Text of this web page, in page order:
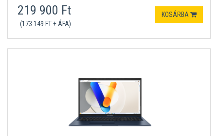
219 900 Ft
(173 149 FT + ÁFA)
KOSÁRBA